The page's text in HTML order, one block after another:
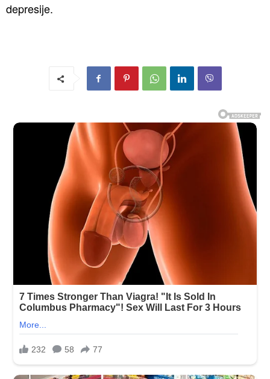
depresije.